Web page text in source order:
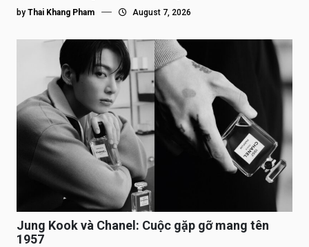
by Thai Khang Pham August 7, 2026
Jung Kook và Chanel: Cuộc gặp gỡ mang tên
1957